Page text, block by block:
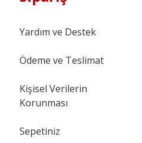
Yardım ve Destek
Ödeme ve Teslimat
Kişisel Verilerin
Korunması
Sepetiniz